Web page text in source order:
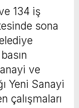
134 iş
sona
ve
Yeni Sanayi
çalışmaları